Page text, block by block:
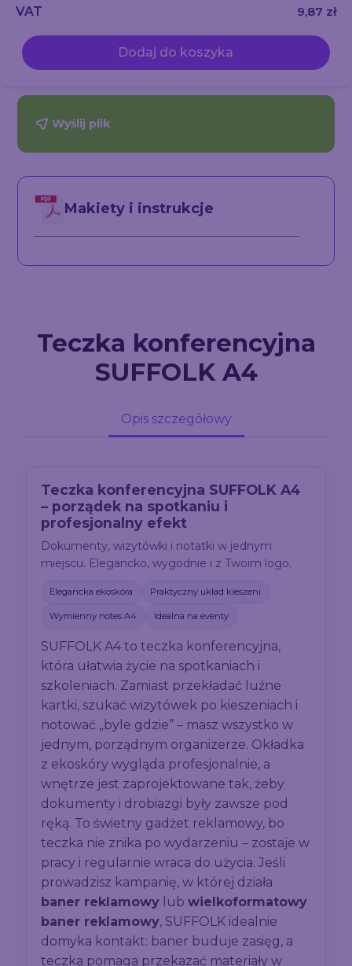
VAT
9,87 zł
Dodaj do koszyka
Wyślij plik
Makiety i instrukcje
Teczka konferencyjna
SUFFOLK A4
Opis szczegółowy
Teczka konferencyjna SUFFOLK A4
– porządek na spotkaniu i
profesjonalny efekt
Dokumenty, wizytówki i notatki w jednym
miejscu. Elegancko, wygodnie i z Twoim logo.
Elegancka ekoskóra Praktyczny układ kieszeni
Wymienny notes A4 Idealna na eventy
SUFFOLK A4 to teczka konferencyjna,
która ułatwia życie na spotkaniach i
szkoleniach. Zamiast przekładać luźne
kartki, szukać wizytówek po kieszeniach i
notować „byle gdzie” – masz wszystko w
jednym, porządnym organizerze. Okładka
z ekoskóry wygląda profesjonalnie, a
wnętrze jest zaprojektowane tak, żeby
dokumenty i drobiazgi były zawsze pod
ręką. To świetny gadżet reklamowy, bo
teczka nie znika po wydarzeniu – zostaje w
pracy i regularnie wraca do użycia. Jeśli
prowadzisz kampanię, w której działa
baner reklamowy lubwielkoformatowy
baner reklamowy, SUFFOLK idealnie
domyka kontakt: baner buduje zasięg, a
teczka pomaga przekazać materiały w